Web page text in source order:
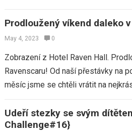
Prodloužený víkend daleko
May 4, 2023 0
Zobrazení z Hotel Raven Hall.
Ravenscaru! Od naší přestávky na
měsíc jsme se chtěli vrátit na
Udeří stezky se svým
Challenge#16}